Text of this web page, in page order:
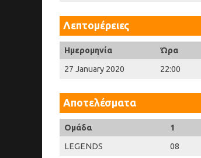
Λεπτομέρειες
Ημερομηνία Ώρα
27 January 2020
22:00
Αποτελέσματα
Ομάδα 1
LEGENDS
08